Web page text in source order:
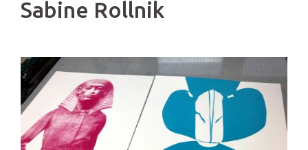
Sabine Rollnik